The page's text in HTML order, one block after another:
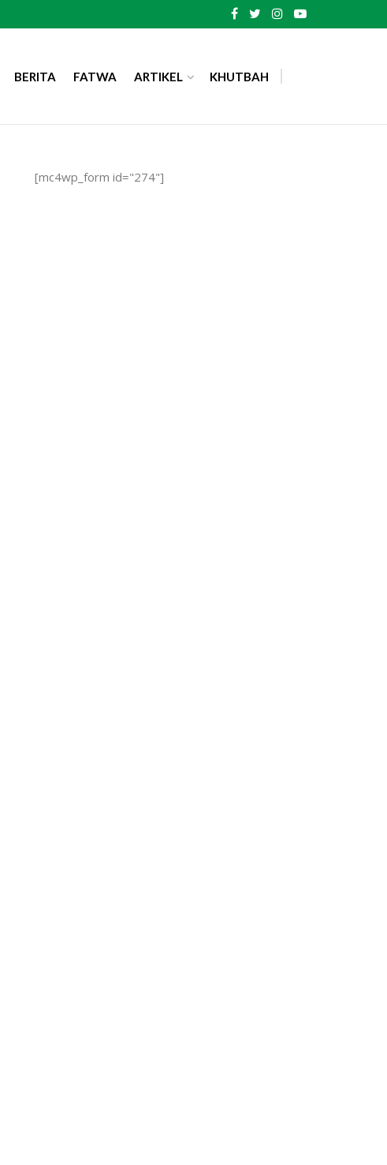
BERITA FATWA ARTIKEL KHUTBAH
[mc4wp_form id="274"]